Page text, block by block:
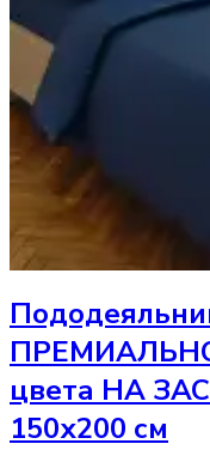
цвета НА
150х200 см